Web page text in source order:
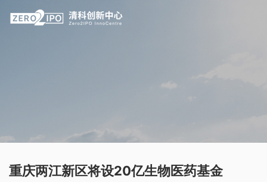
重庆两江新区将设20亿生物医药基金